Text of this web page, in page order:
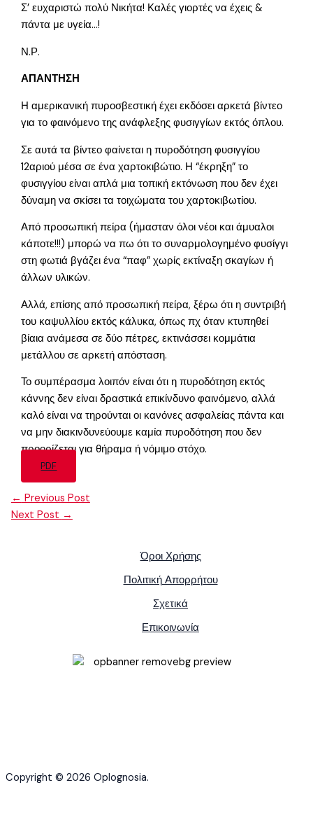
Σ’ ευχαριστώ πολύ Νικήτα! Καλές γιορτές να έχεις &
πάντα με υγεία…!
Ν.Ρ.
ΑΠΑΝΤΗΣΗ
Η αμερικανική πυροσβεστική έχει εκδόσει αρκετά βίντεο
για το φαινόμενο της ανάφλεξης φυσιγγίων εκτός όπλου.
Σε αυτά τα βίντεο φαίνεται η πυροδότηση φυσιγγίου
12αριού μέσα σε ένα χαρτοκιβώτιο. Η “έκρηξη” το
φυσιγγίου είναι απλά μια τοπική εκτόνωση που δεν έχει
δύναμη να σκίσει τα τοιχώματα του χαρτοκιβωτίου.
Από προσωπική πείρα (ήμασταν όλοι νέοι και άμυαλοι
κάποτε!!!) μπορώ να πω ότι το συναρμολογημένο φυσίγγι
στη φωτιά βγάζει ένα “παφ” χωρίς εκτίναξη σκαγίων ή
άλλων υλικών.
Αλλά, επίσης από προσωπική πείρα, ξέρω ότι η συντριβή
του καψυλλίου εκτός κάλυκα, όπως πχ όταν κτυπηθεί
βίαια ανάμεσα σε δύο πέτρες, εκτινάσσει κομμάτια
μετάλλου σε αρκετή απόσταση.
Το συμπέρασμα λοιπόν είναι ότι η πυροδότηση εκτός
κάννης δεν είναι δραστικά επικίνδυνο φαινόμενο, αλλά
καλό είναι να τηρούνται οι κανόνες ασφαλείας πάντα και
να μην διακινδυνεύουμε καμία πυροδότηση που δεν
προορίζεται για θήραμα ή νόμιμο στόχο.
PDF
← Previous Post
Next Post →
Όροι Χρήσης
Πολιτική Απορρήτου
Σχετικά
Επικοινωνία
Copyright © 2026 Oplognosia.